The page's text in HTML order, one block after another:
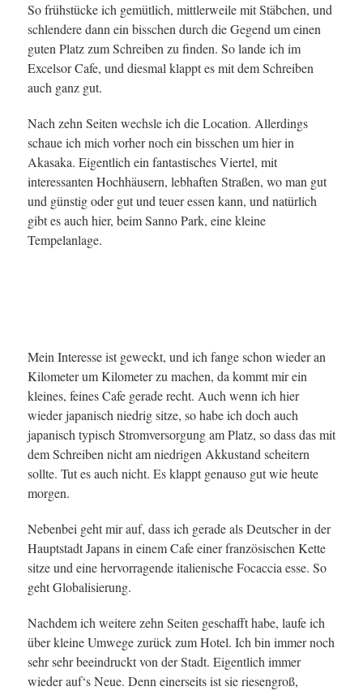
So frühstücke ich gemütlich, mittlerweile mit Stäbchen, und
schlendere dann ein bisschen durch die Gegend um einen
guten Platz zum Schreiben zu finden. So lande ich im
Excelsor Cafe, und diesmal klappt es mit dem Schreiben
auch ganz gut.
Nach zehn Seiten wechsle ich die Location. Allerdings
schaue ich mich vorher noch ein bisschen um hier in
Akasaka. Eigentlich ein fantastisches Viertel, mit
interessanten Hochhäusern, lebhaften Straßen, wo man gut
und günstig oder gut und teuer essen kann, und natürlich
gibt es auch hier, beim Sanno Park, eine kleine
Tempelanlage.
Mein Interesse ist geweckt, und ich fange schon wieder an
Kilometer um Kilometer zu machen, da kommt mir ein
kleines, feines Cafe gerade recht. Auch wenn ich hier
wieder japanisch niedrig sitze, so habe ich doch auch
japanisch typisch Stromversorgung am Platz, so dass das mit
dem Schreiben nicht am niedrigen Akkustand scheitern
sollte. Tut es auch nicht. Es klappt genauso gut wie heute
morgen.
Nebenbei geht mir auf, dass ich gerade als Deutscher in der
Hauptstadt Japans in einem Cafe einer französischen Kette
sitze und eine hervorragende italienische Focaccia esse. So
geht Globalisierung.
Nachdem ich weitere zehn Seiten geschafft habe, laufe ich
über kleine Umwege zurück zum Hotel. Ich bin immer noch
sehr sehr beeindruckt von der Stadt. Eigentlich immer
wieder auf‘s Neue. Denn einerseits ist sie riesengroß,